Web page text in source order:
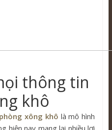
thông tin
khô
phòng xông khô là mô hình
hiện nay mang lại nhiều lợi